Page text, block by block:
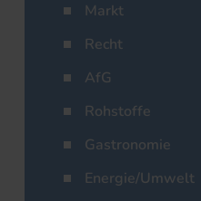
Markt
Recht
AfG
Rohstoffe
Gastronomie
Energie/Umwelt